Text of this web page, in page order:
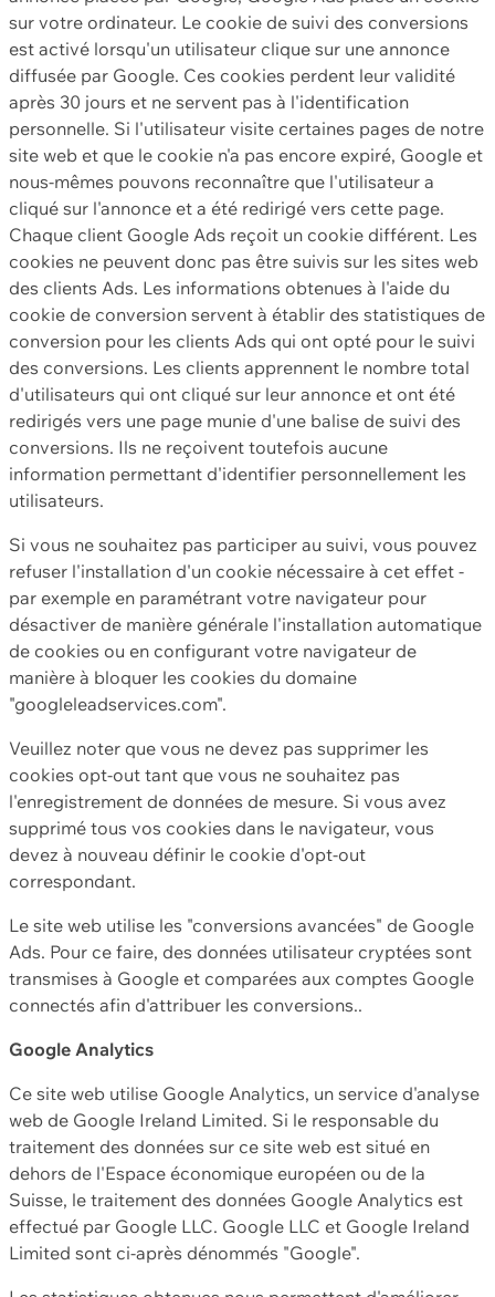
sur votre ordinateur. Le cookie de suivi des conversions
est activé lorsqu'un utilisateur clique sur une annonce
diffusée par Google. Ces cookies perdent leur validité
après 30 jours et ne servent pas à l'identification
personnelle. Si l'utilisateur visite certaines pages de notre
site web et que le cookie n'a pas encore expiré, Google et
nous-mêmes pouvons reconnaître que l'utilisateur a
cliqué sur l'annonce et a été redirigé vers cette page.
Chaque client Google Ads reçoit un cookie différent. Les
cookies ne peuvent donc pas être suivis sur les sites web
des clients Ads. Les informations obtenues à l'aide du
cookie de conversion servent à établir des statistiques de
conversion pour les clients Ads qui ont opté pour le suivi
des conversions. Les clients apprennent le nombre total
d'utilisateurs qui ont cliqué sur leur annonce et ont été
redirigés vers une page munie d'une balise de suivi des
conversions. Ils ne reçoivent toutefois aucune
information permettant d'identifier personnellement les
utilisateurs.
Si vous ne souhaitez pas participer au suivi, vous pouvez
refuser l'installation d'un cookie nécessaire à cet effet -
par exemple en paramétrant votre navigateur pour
désactiver de manière générale l'installation automatique
de cookies ou en configurant votre navigateur de
manière à bloquer les cookies du domaine
"googleleadservices.com".
Veuillez noter que vous ne devez pas supprimer les
cookies opt-out tant que vous ne souhaitez pas
l'enregistrement de données de mesure. Si vous avez
supprimé tous vos cookies dans le navigateur, vous
devez à nouveau définir le cookie d'opt-out
correspondant.
Le site web utilise les "conversions avancées" de Google
Ads. Pour ce faire, des données utilisateur cryptées sont
transmises à Google et comparées aux comptes Google
connectés afin d'attribuer les conversions..
Google Analytics
Ce site web utilise Google Analytics, un service d'analyse
web de Google Ireland Limited. Si le responsable du
traitement des données sur ce site web est situé en
dehors de l'Espace économique européen ou de la
Suisse, le traitement des données Google Analytics est
effectué par Google LLC. Google LLC et Google Ireland
Limited sont ci-après dénommés "Google".